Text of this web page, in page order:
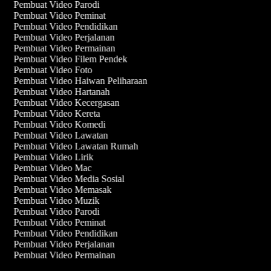
Pembuat Video Parodi
Pembuat Video Peminat
Pembuat Video Pendidikan
Pembuat Video Perjalanan
Pembuat Video Permainan
Pembuat Video Filem Pendek
Pembuat Video Foto
Pembuat Video Haiwan Peliharaan
Pembuat Video Hartanah
Pembuat Video Kecergasan
Pembuat Video Kereta
Pembuat Video Komedi
Pembuat Video Lawatan
Pembuat Video Lawatan Rumah
Pembuat Video Lirik
Pembuat Video Mac
Pembuat Video Media Sosial
Pembuat Video Memasak
Pembuat Video Muzik
Pembuat Video Parodi
Pembuat Video Peminat
Pembuat Video Pendidikan
Pembuat Video Perjalanan
Pembuat Video Permainan